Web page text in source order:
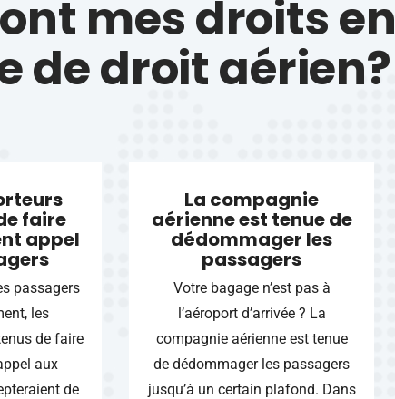
mes droits en
de droit aérien?
faire
appel
passagers
les
de faire
aux
de
La compagnie
aérienne est tenue de
dédommager les
passagers
Votre bagage n’est pas à
l’aéroport d’arrivée ? La
compagnie aérienne est tenue
de dédommager les passagers
jusqu’à un certain plafond. Dans